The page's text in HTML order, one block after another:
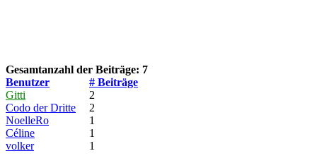
Gesamtanzahl der Beiträge: 7
Benutzer
# Beiträge
Gitti
2
Codo der Dritte
2
NoelleRo
1
Céline
1
volker
1